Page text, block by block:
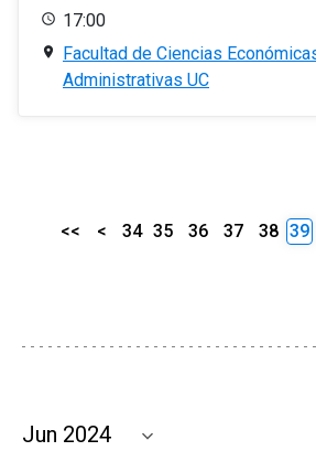
17:00
Facultad de Ciencias
Administrativas UC
<< < 34 35 36 37 38 39